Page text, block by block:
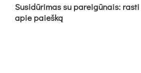
Su­si­dū­ri­mas su pa­rei­gū­nais:
apie paieš­ką